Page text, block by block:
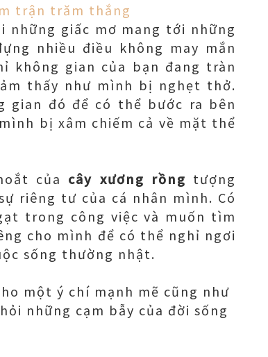
trận trăm thắng
những giấc mơ mang tới những
nhiều điều không may mắn
không gian của bạn đang tràn
thấy như mình bị nghẹt thở.
gian đó để có thể bước ra bên
bị xâm chiếm cả về mặt thể
của cây xương rồng tượng
riêng tư của cá nhân mình. Có
trong công việc và muốn tìm
cho mình để có thể nghỉ ngơi
sống thường nhật.
một ý chí mạnh mẽ cũng như
những cạm bẫy của đời sống